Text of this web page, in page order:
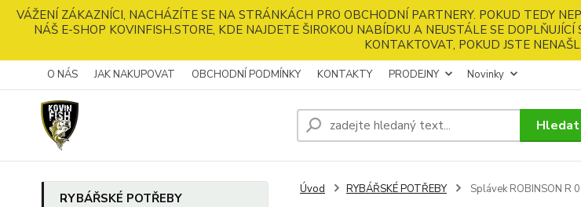
VÁŽENÍ ZÁKAZNÍCI, NACHÁZÍTE SE NA STRÁNKÁCH PRO OBCHODNÍ PARTNERY. POKUD TEDY
NÁŠ E-SHOP KOVINFISH.STORE, KDE NAJDETE ŠIROKOU NABÍDKU A NEUSTÁLE SE
KONTAKTOVAT, POKUD JSTE
O NÁS JAK NAKUPOVAT OBCHODNÍ PODMÍNKY KONTAKTY PRODEJNY Novinky
Hledat
RYBÁŘSKÉ POTŘEBY
Úvod RYBÁŘSKÉ POTŘEBY Splávek ROBINSON R